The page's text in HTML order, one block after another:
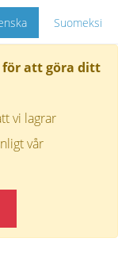
för att göra ditt
vi lagrar
vår
Suomeksi